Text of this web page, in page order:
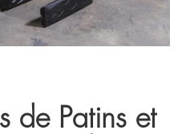
de Patins et